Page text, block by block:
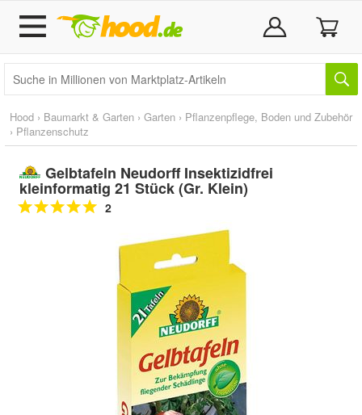
Hood › Baumarkt & Garten › Garten › Pflanzenpflege, Boden und Zubehör
› Pflanzenschutz
Gelbtafeln Neudorff Insektizidfrei
kleinformatig 21 Stück (Gr. Klein)
2